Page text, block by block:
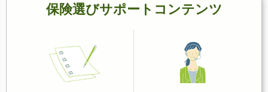
保険選びサポートコンテンツ